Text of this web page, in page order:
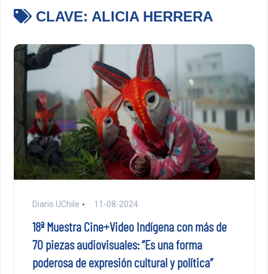
CLAVE: ALICIA HERRERA
Diario UChile 11-08-2024
18ª Muestra Cine+Video Indígena con más de
70 piezas audiovisuales: “Es una forma
poderosa de expresión cultural y política”